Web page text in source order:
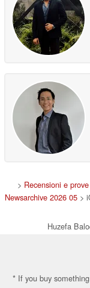
> Recensioni e
Newsarchive 2026 05 >
Huzefa
* If you buy